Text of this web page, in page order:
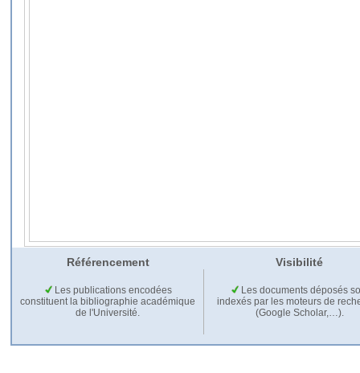
Référencement Visibilité
Les publications encodées
constituent la bibliographie académique
de l'Université.
Les documents déposés
indexés par les moteurs de
(Google Scholar,…).